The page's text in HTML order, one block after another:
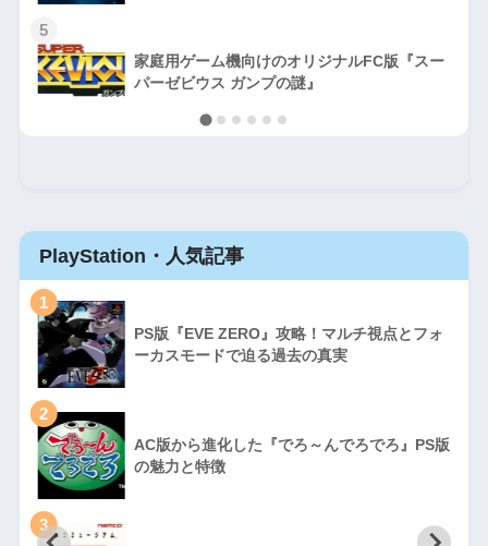
5
家庭用ゲーム機向けのオリジナルFC版『スー
パーゼビウス ガンプの謎』
PlayStation・人気記事
1
PS版『EVE ZERO』攻略！マルチ視点とフォ
ーカスモードで迫る過去の真実
2
AC版から進化した『でろ～んでろでろ』PS版
の魅力と特徴
3